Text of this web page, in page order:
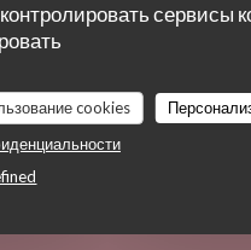
сервисы
cookies